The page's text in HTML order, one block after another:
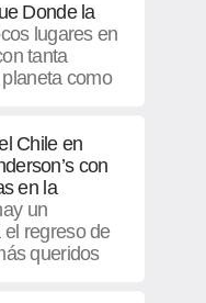
Donde la
lugares en
tanta
como
Chile en
con
en la
un
regreso de
queridos